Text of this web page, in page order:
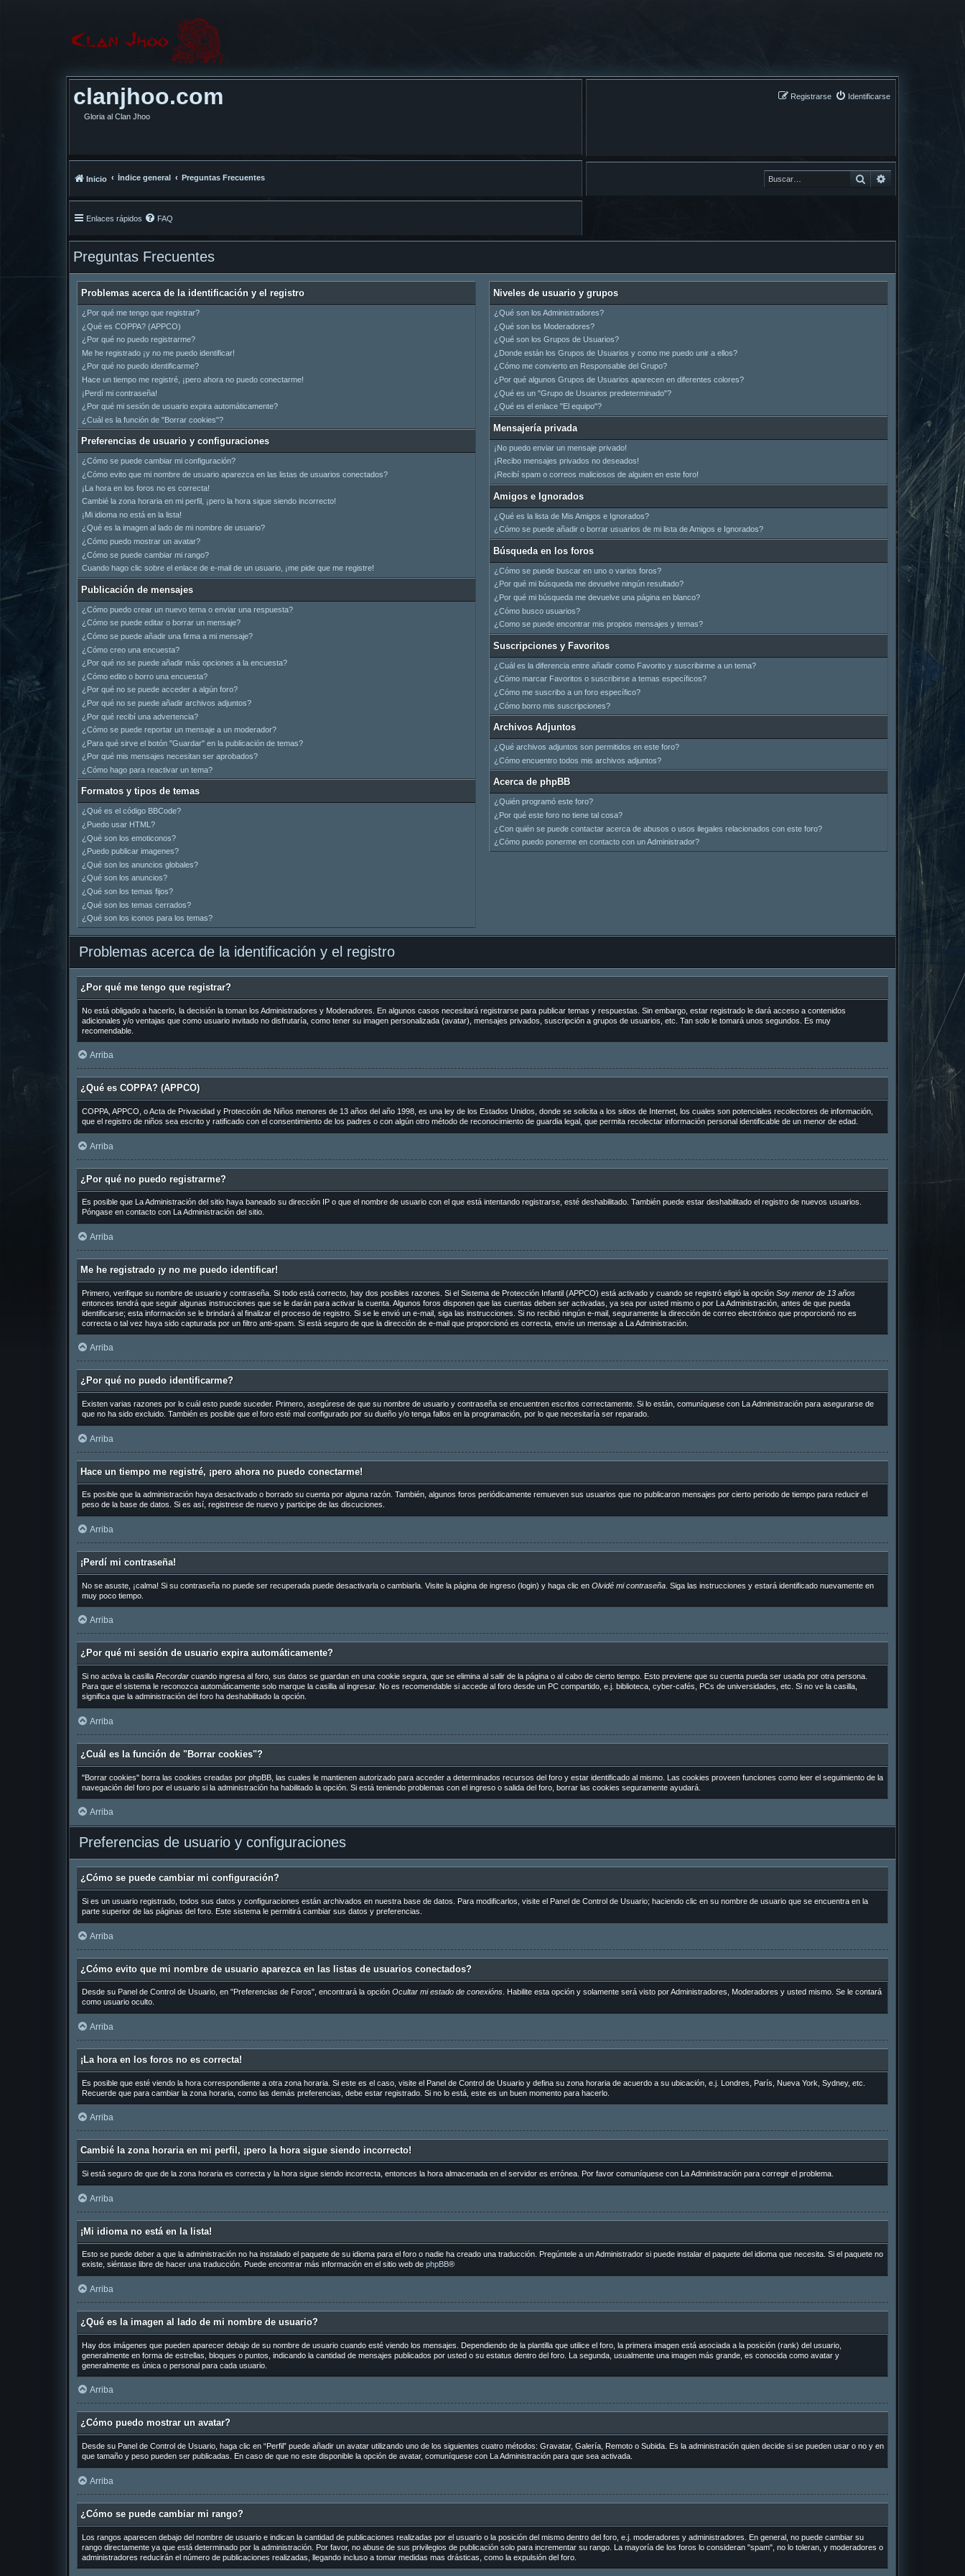
clanjhoo.com
Gloria al Clan Jhoo
Identificarse
Registrarse
Buscar
Inicio Índice general Preguntas Frecuentes
Enlaces rápidos FAQ
Preguntas Frecuentes
Problemas acerca de la identificación y el registro
¿Por qué me tengo que registrar?
¿Qué es COPPA? (APPCO)
¿Por qué no puedo registrarme?
Me he registrado ¡y no me puedo identificar!
¿Por qué no puedo identificarme?
Hace un tiempo me registré, ¡pero ahora no puedo conectarme!
¡Perdí mi contraseña!
¿Por qué mi sesión de usuario expira automáticamente?
¿Cuál es la función de "Borrar cookies"?
Preferencias de usuario y configuraciones
¿Cómo se puede cambiar mi configuración?
¿Cómo evito que mi nombre de usuario aparezca en las listas de usuarios conectados?
¡La hora en los foros no es correcta!
Cambié la zona horaria en mi perfil, ¡pero la hora sigue siendo incorrecto!
¡Mi idioma no está en la lista!
¿Qué es la imagen al lado de mi nombre de usuario?
¿Cómo puedo mostrar un avatar?
¿Cómo se puede cambiar mi rango?
Cuando hago clic sobre el enlace de e-mail de un usuario, ¡me pide que me registre!
Publicación de mensajes
¿Cómo puedo crear un nuevo tema o enviar una respuesta?
¿Cómo se puede editar o borrar un mensaje?
¿Cómo se puede añadir una firma a mi mensaje?
¿Cómo creo una encuesta?
¿Por qué no se puede añadir más opciones a la encuesta?
¿Cómo edito o borro una encuesta?
¿Por qué no se puede acceder a algún foro?
¿Por qué no se puede añadir archivos adjuntos?
¿Por qué recibí una advertencia?
¿Cómo se puede reportar un mensaje a un moderador?
¿Para qué sirve el botón "Guardar" en la publicación de temas?
¿Por qué mis mensajes necesitan ser aprobados?
¿Cómo hago para reactivar un tema?
Formatos y tipos de temas
¿Qué es el código BBCode?
¿Puedo usar HTML?
¿Qué son los emoticonos?
¿Puedo publicar imagenes?
¿Qué son los anuncios globales?
¿Qué son los anuncios?
¿Qué son los temas fijos?
¿Qué son los temas cerrados?
¿Qué son los iconos para los temas?
Niveles de usuario y grupos
¿Qué son los Administradores?
¿Qué son los Moderadores?
¿Qué son los Grupos de Usuarios?
¿Donde están los Grupos de Usuarios y como me puedo unir a ellos?
¿Cómo me convierto en Responsable del Grupo?
¿Por qué algunos Grupos de Usuarios aparecen en diferentes colores?
¿Qué es un "Grupo de Usuarios predeterminado"?
¿Qué es el enlace "El equipo"?
Mensajería privada
¡No puedo enviar un mensaje privado!
¡Recibo mensajes privados no deseados!
¡Recibí spam o correos maliciosos de alguien en este foro!
Amigos e Ignorados
¿Qué es la lista de Mis Amigos e Ignorados?
¿Cómo se puede añadir o borrar usuarios de mi lista de Amigos e Ignorados?
Búsqueda en los foros
¿Cómo se puede buscar en uno o varios foros?
¿Por qué mi búsqueda me devuelve ningún resultado?
¿Por qué mi búsqueda me devuelve una página en blanco?
¿Cómo busco usuarios?
¿Como se puede encontrar mis propios mensajes y temas?
Suscripciones y Favoritos
¿Cuál es la diferencia entre añadir como Favorito y suscribirme a un tema?
¿Cómo marcar Favoritos o suscribirse a temas específicos?
¿Cómo me suscribo a un foro específico?
¿Cómo borro mis suscripciones?
Archivos Adjuntos
¿Qué archivos adjuntos son permitidos en este foro?
¿Cómo encuentro todos mis archivos adjuntos?
Acerca de phpBB
¿Quién programó este foro?
¿Por qué este foro no tiene tal cosa?
¿Con quién se puede contactar acerca de abusos o usos ilegales relacionados con este foro?
¿Cómo puedo ponerme en contacto con un Administrador?
Problemas acerca de la identificación y el registro
¿Por qué me tengo que registrar?
No está obligado a hacerlo, la decisión la toman los Administradores y Moderadores. En algunos casos necesitará registrarse para publicar temas y respuestas. Sin embargo, estar registrado le dará acceso a contenidos
adicionales y/o ventajas que como usuario invitado no disfrutaría, como tener su imagen personalizada (avatar), mensajes privados, suscripción a grupos de usuarios, etc. Tan solo le tomará unos segundos. Es muy
recomendable.
Arriba
¿Qué es COPPA? (APPCO)
COPPA, APPCO, o Acta de Privacidad y Protección de Niños menores de 13 años del año 1998, es una ley de los Estados Unidos, donde se solicita a los sitios de Internet, los cuales son potenciales recolectores de información,
que el registro de niños sea escrito y ratificado con el consentimiento de los padres o con algún otro método de reconocimiento de guardia legal, que permita recolectar información personal identificable de un menor de edad.
Arriba
¿Por qué no puedo registrarme?
Es posible que La Administración del sitio haya baneado su dirección IP o que el nombre de usuario con el que está intentando registrarse, esté deshabilitado. También puede estar deshabilitado el registro de nuevos usuarios.
Póngase en contacto con La Administración del sitio.
Arriba
Me he registrado ¡y no me puedo identificar!
Primero, verifique su nombre de usuario y contraseña. Si todo está correcto, hay dos posibles razones. Si el Sistema de Protección Infantil (APPCO) está activado y cuando se registró eligió la opción Soy menor de 13 años
entonces tendrá que seguir algunas instrucciones que se le darán para activar la cuenta. Algunos foros disponen que las cuentas deben ser activadas, ya sea por usted mismo o por La Administración, antes de que pueda
identificarse; esta información se le brindará al finalizar el proceso de registro. Si se le envió un e-mail, siga las instrucciones. Si no recibió ningún e-mail, seguramente la dirección de correo electrónico que proporcionó no es
correcta o tal vez haya sido capturada por un filtro anti-spam. Si está seguro de que la dirección de e-mail que proporcionó es correcta, envíe un mensaje a La Administración.
Arriba
¿Por qué no puedo identificarme?
Existen varias razones por lo cuál esto puede suceder. Primero, asegúrese de que su nombre de usuario y contraseña se encuentren escritos correctamente. Si lo están, comuníquese con La Administración para asegurarse de
que no ha sido excluido. También es posible que el foro esté mal configurado por su dueño y/o tenga fallos en la programación, por lo que necesitaría ser reparado.
Arriba
Hace un tiempo me registré, ¡pero ahora no puedo conectarme!
Es posible que la administración haya desactivado o borrado su cuenta por alguna razón. También, algunos foros periódicamente remueven sus usuarios que no publicaron mensajes por cierto periodo de tiempo para reducir el
peso de la base de datos. Si es así, registrese de nuevo y participe de las discuciones.
Arriba
¡Perdí mi contraseña!
No se asuste, ¡calma! Si su contraseña no puede ser recuperada puede desactivarla o cambiarla. Visite la página de ingreso (login) y haga clic en Olvidé mi contraseña. Siga las instrucciones y estará identificado nuevamente en
muy poco tiempo.
Arriba
¿Por qué mi sesión de usuario expira automáticamente?
Si no activa la casilla Recordarcuando ingresa al foro, sus datos se guardan en una cookie segura, que se elimina al salir de la página o al cabo de cierto tiempo. Esto previene que su cuenta pueda ser usada por otra persona.
Para que el sistema le reconozca automáticamente solo marque la casilla al ingresar. No es recomendable si accede al foro desde un PC compartido, e.j. biblioteca, cyber-cafés, PCs de universidades, etc. Si no ve la casilla,
significa que la administración del foro ha deshabilitado la opción.
Arriba
¿Cuál es la función de "Borrar cookies"?
"Borrar cookies" borra las cookies creadas por phpBB, las cuales le mantienen autorizado para acceder a determinados recursos del foro y estar identificado al mismo. Las cookies proveen funciones como leer el seguimiento de la
navegación del foro por el usuario si la administración ha habilitado la opción. Si está teniendo problemas con el ingreso o salida del foro, borrar las cookies seguramente ayudará.
Arriba
Preferencias de usuario y configuraciones
¿Cómo se puede cambiar mi configuración?
Si es un usuario registrado, todos sus datos y configuraciones están archivados en nuestra base de datos. Para modificarlos, visite el Panel de Control de Usuario; haciendo clic en su nombre de usuario que se encuentra en la
parte superior de las páginas del foro. Este sistema le permitirá cambiar sus datos y preferencias.
Arriba
¿Cómo evito que mi nombre de usuario aparezca en las listas de usuarios conectados?
Desde su Panel de Control de Usuario, en "Preferencias de Foros", encontrará la opción Ocultar mi estado de conexións. Habilite esta opción y solamente será visto por Administradores, Moderadores y usted mismo. Se le contará
como usuario oculto.
Arriba
¡La hora en los foros no es correcta!
Es posible que esté viendo la hora correspondiente a otra zona horaria. Si este es el caso, visite el Panel de Control de Usuario y defina su zona horaria de acuerdo a su ubicación, e.j. Londres, París, Nueva York, Sydney, etc.
Recuerde que para cambiar la zona horaria, como las demás preferencias, debe estar registrado. Si no lo está, este es un buen momento para hacerlo.
Arriba
Cambié la zona horaria en mi perfil, ¡pero la hora sigue siendo incorrecto!
Si está seguro de que de la zona horaria es correcta y la hora sigue siendo incorrecta, entonces la hora almacenada en el servidor es errónea. Por favor comuníquese con La Administración para corregir el problema.
Arriba
¡Mi idioma no está en la lista!
Esto se puede deber a que la administración no ha instalado el paquete de su idioma para el foro o nadie ha creado una traducción. Pregúntele a un Administrador si puede instalar el paquete del idioma que necesita. Si el paquete no
existe, siéntase libre de hacer una traducción. Puede encontrar más información en el sitio web de phpBB®
Arriba
¿Qué es la imagen al lado de mi nombre de usuario?
Hay dos imágenes que pueden aparecer debajo de su nombre de usuario cuando esté viendo los mensajes. Dependiendo de la plantilla que utilice el foro, la primera imagen está asociada a la posición (rank) del usuario,
generalmente en forma de estrellas, bloques o puntos, indicando la cantidad de mensajes publicados por usted o su estatus dentro del foro. La segunda, usualmente una imagen más grande, es conocida como avatar y
generalmente es única o personal para cada usuario.
Arriba
¿Cómo puedo mostrar un avatar?
Desde su Panel de Control de Usuario, haga clic en “Perfil” puede añadir un avatar utilizando uno de los siguientes cuatro métodos: Gravatar, Galería, Remoto o Subida. Es la administración quien decide si se pueden usar o no y en
que tamaño y peso pueden ser publicadas. En caso de que no este disponible la opción de avatar, comuníquese con La Administración para que sea activada.
Arriba
¿Cómo se puede cambiar mi rango?
Los rangos aparecen debajo del nombre de usuario e indican la cantidad de publicaciones realizadas por el usuario o la posición del mismo dentro del foro, e.j. moderadores y administradores. En general, no puede cambiar su
rango directamente ya que está determinado por la administración. Por favor, no abuse de sus privilegios de publicación solo para incrementar su rango. La mayoría de los foros lo consideran "spam", no lo toleran, y moderadores o
administradores reducirán el número de publicaciones realizadas, llegando incluso a tomar medidas mas drásticas, como la expulsión del foro.